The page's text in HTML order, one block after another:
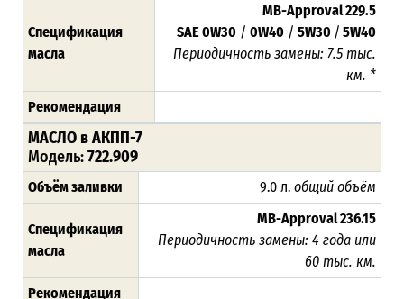
Спецификация
масла
MB-Approval 229.5
SAE 0W30 / 0W40 / 5W30 / 5W40
Периодичность замены: 7.5 тыс.
км. *
Рекомендация
МАСЛО в АКПП-7
Модель:722.909
Объём заливки 9.0 л. общий объём
Спецификация
масла
MB-Approval 236.15
Периодичность замены: 4 года или
60 тыс. км.
Рекомендация